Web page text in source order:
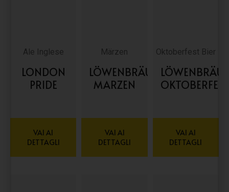
Ale Inglese
LONDON
PRIDE
VAI AI
DETTAGLI
Märzen
LÖWENBRÄU
MARZEN
VAI AI
DETTAGLI
Oktoberfest Bier
LÖWENBRÄU
OKTOBERFEST
VAI AI
DETTAGLI